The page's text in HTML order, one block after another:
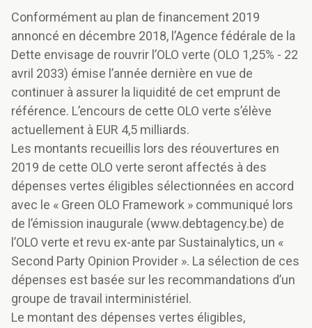
Conformément au plan de financement 2019
annoncé en décembre 2018, l’Agence fédérale de la
Dette envisage de rouvrir l’OLO verte (OLO 1,25% - 22
avril 2033) émise l’année dernière en vue de
continuer à assurer la liquidité de cet emprunt de
référence. L’encours de cette OLO verte s’élève
actuellement à EUR 4,5 milliards.
Les montants recueillis lors des réouvertures en
2019 de cette OLO verte seront affectés à des
dépenses vertes éligibles sélectionnées en accord
avec le « Green OLO Framework » communiqué lors
de l’émission inaugurale (www.debtagency.be) de
l’OLO verte et revu ex-ante par Sustainalytics, un «
Second Party Opinion Provider ». La sélection de ces
dépenses est basée sur les recommandations d’un
groupe de travail interministériel.
Le montant des dépenses vertes éligibles,